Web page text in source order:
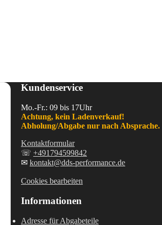
Kundenservice
Mo.-Fr.: 09 bis 17Uhr
Achtung, kein Ladenverkauf!
Abholung/Abgabe nur nach Absprache.
Kontaktformular
☏ +491794599842
✉ kontakt@dds-performance.de
Cookies bearbeiten
Informationen
Adresse für Abgabeteile